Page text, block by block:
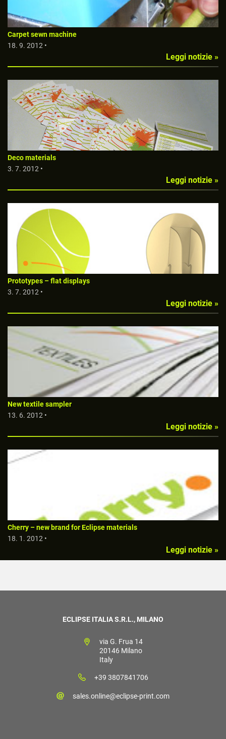
Carpet sewn machine
18. 9. 2012 •
Leggi notizie »
Deco materials
3. 7. 2012 •
Leggi notizie »
Prototypes – flat displays
3. 7. 2012 •
Leggi notizie »
New textile sampler
13. 6. 2012 •
Leggi notizie »
Cherry – new brand for Eclipse materials
18. 1. 2012 •
Leggi notizie »
ECLIPSE ITALIA S.R.L., MILANO
via G. Frua 14
20146 Milano
Italy
+39 3807841706
sales.online@eclipse-print.com